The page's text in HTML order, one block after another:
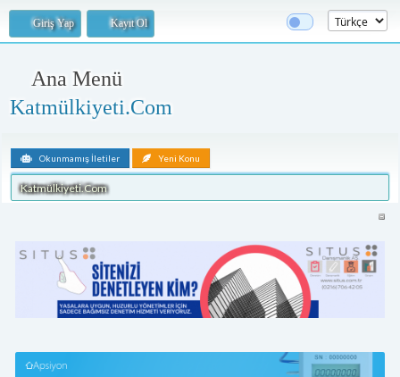
Giriş Yap Kayıt Ol
Ana Menü
Katmülkiyeti.Com
Okunmamış İletiler Yeni Konu
Katmülkiyeti.Com